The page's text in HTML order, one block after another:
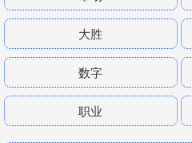
大胜
数字
职业